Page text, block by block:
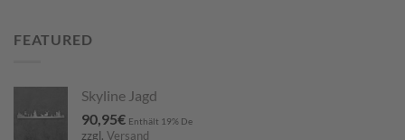
FEATURED
Skyline Jagd
90,95€ Enthält 19% De
zzgl. Versand